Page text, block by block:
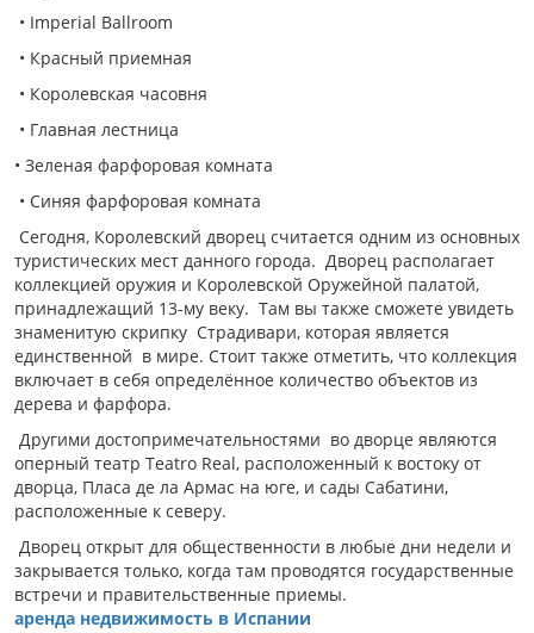
• Imperial Ballroom
• Красный приемная
• Королевская часовня
• Главная лестница
• Зеленая фарфоровая комната
• Синяя фарфоровая комната
Сегодня, Королевский дворец считается одним из основных
туристических мест данного города. Дворец располагает
коллекцией оружия и Королевской Оружейной палатой,
принадлежащий 13-му веку. Там вы также сможете увидеть
знаменитую скрипку Страдивари, которая является
единственной в мире. Стоит также отметить, что коллекция
включает в себя определённое количество объектов из
дерева и фарфора.
Другими достопримечательностями во дворце являются
оперный театр Teatro Real, расположенный к востоку от
дворца, Пласа де ла Армас на юге, и сады Сабатини,
расположенные к северу.
Дворец открыт для общественности в любые дни недели и
закрывается только, когда там проводятся государственные
встречи и правительственные приемы.
аренда недвижимость в Испании